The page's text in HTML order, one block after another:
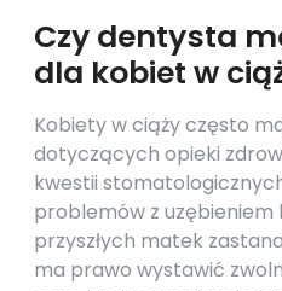
Czy dentysta
dla kobiet w
Kobiety w ciąży często
dotyczących opieki
kwestii
problemów z uzębieniem
przyszłych matek
ma prawo wystawić